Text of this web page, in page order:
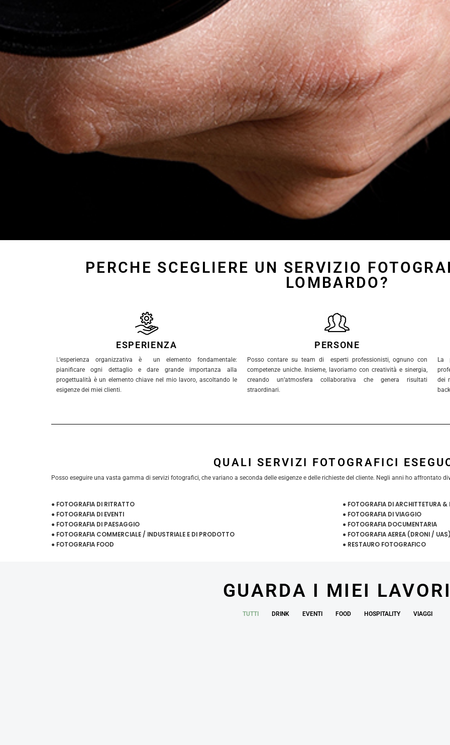
PERCHE SCEGLIERE UN SERVIZIO
LOMBARDO?
ESPERIENZA
L ‘esperienza organizzativa è un elemento fondamentale:
pianificare ogni dettaglio e dare grande importanza alla
progettualità è un elemento chiave nel mio lavoro, ascoltando le
esigenze dei miei clienti.
PERSONE
Posso contare su team di esperti professionisti, ognuno con
competenze uniche. Insieme, lavoriamo con creatività e sinergia,
creando un’atmosfera collaborativa che genera risultati
straordinari.
La
dei
QUALI SERVIZI FOTOGRAFICI
Posso eseguire una vasta gamma di servizi fotografici, che variano a seconda delle esigenze e delle richieste del cliente. Negli anni ho affrontato
● FOTOGRAFIA DI RITRATTO
● FOTOGRAFIA DI EVENTI
● FOTOGRAFIA DI PAESAGGIO
● FOTOGRAFIA COMMERCIALE / INDUSTRIALE E DI PRODOTTO
● FOTOGRAFIA FOOD
● FOTOGRAFIA DI ARCHITTETURA &
● FOTOGRAFIA DI VIAGGIO
● FOTOGRAFIA DOCUMENTARIA
● FOTOGRAFIA AEREA (DRONI /
● RESTAURO FOTOGRAFICO
GUARDA I MIEI
TUTTI DRINK EVENTI FOOD HOSPITALITY VIAGGI